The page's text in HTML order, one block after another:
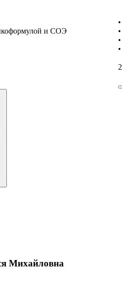
и СОЭ
Михайловна